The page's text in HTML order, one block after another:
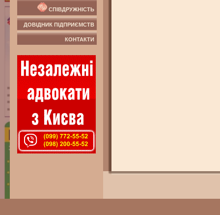
СПІВДРУЖНІСТЬ
ДОВІДНИК ПІДПРИЄМСТВ
КОНТАКТИ